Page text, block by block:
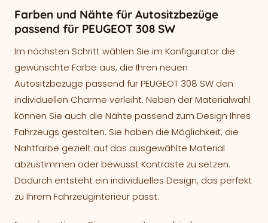
Farben und Nähte für Autositzbezüge
passend für PEUGEOT 308 SW
Im nächsten Schritt wählen Sie im Konfigurator die
gewünschte Farbe aus, die Ihren neuen
Autositzbezüge passend für PEUGEOT 308 SW den
individuellen Charme verleiht. Neben der Materialwahl
können Sie auch die Nähte passend zum Design Ihres
Fahrzeugs gestalten. Sie haben die Möglichkeit, die
Nahtfarbe gezielt auf das ausgewählte Material
abzustimmen oder bewusst Kontraste zu setzen.
Dadurch entsteht ein individuelles Design, das perfekt
zu Ihrem Fahrzeuginterieur passt.